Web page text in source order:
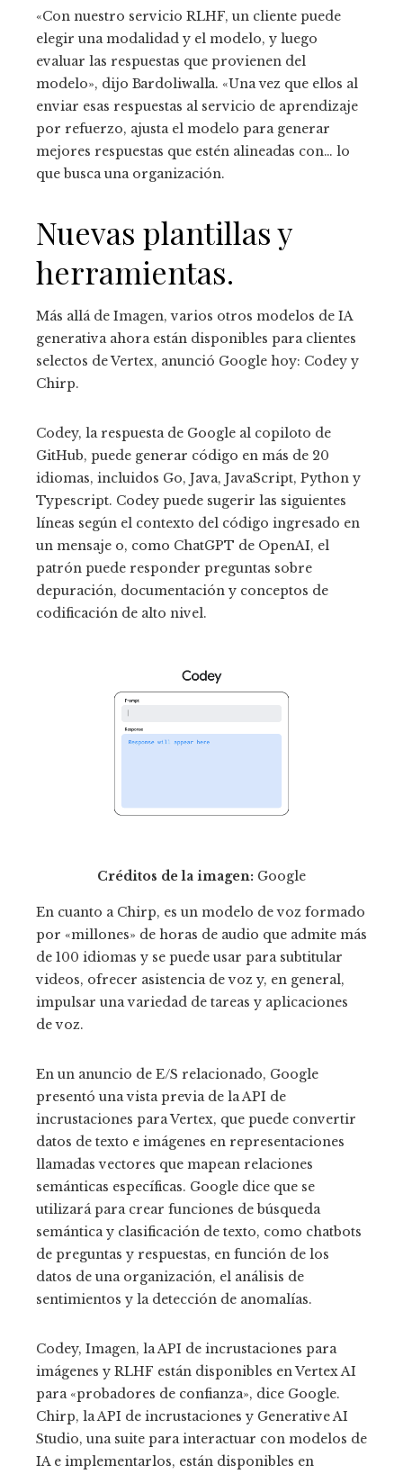
«Con nuestro servicio RLHF, un cliente puede
elegir una modalidad y el modelo, y luego
evaluar las respuestas que provienen del
modelo», dijo Bardoliwalla. «Una vez que ellos al
enviar esas respuestas al servicio de aprendizaje
por refuerzo, ajusta el modelo para generar
mejores respuestas que estén alineadas con… lo
que busca una organización.
Nuevas plantillas y
herramientas.
Más allá de Imagen, varios otros modelos de IA
generativa ahora están disponibles para clientes
selectos de Vertex, anunció Google hoy: Codey y
Chirp.
Codey, la respuesta de Google al copiloto de
GitHub, puede generar código en más de 20
idiomas, incluidos Go, Java, JavaScript, Python y
Typescript. Codey puede sugerir las siguientes
líneas según el contexto del código ingresado en
un mensaje o, como ChatGPT de OpenAI, el
patrón puede responder preguntas sobre
depuración, documentación y conceptos de
codificación de alto nivel.
Créditos de la imagen: Google
En cuanto a Chirp, es un modelo de voz formado
por «millones» de horas de audio que admite más
de 100 idiomas y se puede usar para subtitular
videos, ofrecer asistencia de voz y, en general,
impulsar una variedad de tareas y aplicaciones
de voz.
En un anuncio de E/S relacionado, Google
presentó una vista previa de la API de
incrustaciones para Vertex, que puede convertir
datos de texto e imágenes en representaciones
llamadas vectores que mapean relaciones
semánticas específicas. Google dice que se
utilizará para crear funciones de búsqueda
semántica y clasificación de texto, como chatbots
de preguntas y respuestas, en función de los
datos de una organización, el análisis de
sentimientos y la detección de anomalías.
Codey, Imagen, la API de incrustaciones para
imágenes y RLHF están disponibles en Vertex AI
para «probadores de confianza», dice Google.
Chirp, la API de incrustaciones y Generative AI
Studio, una suite para interactuar con modelos de
IA e implementarlos, están disponibles en